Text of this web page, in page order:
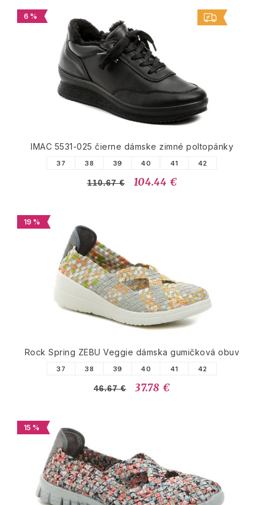
6 %
IMAC 5531-025 čierne dámske zimné poltopánky
37 38 39 40 41 42
110.67 € 104.44 €
19 %
Rock Spring ZEBU Veggie dámska gumičková obuv
37 38 39 40 41 42
46.67 € 37.78 €
15 %